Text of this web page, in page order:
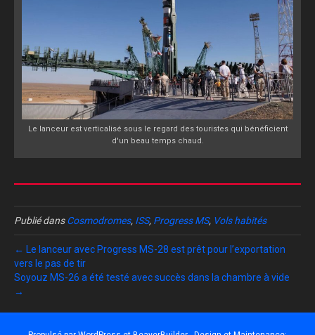
Le lanceur est verticalisé sous le regard des touristes qui bénéficient
d'un beau temps chaud.
Publié dansCosmodromes, ISS, Progress MS, Vols habités
← Le lanceur avec Progress MS-28 est prêt pour l’exportation
vers le pas de tir
Soyouz MS-26 a été testé avec succès dans la chambre à vide
→